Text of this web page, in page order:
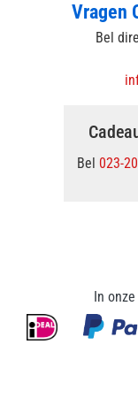
Vragen
Bel
Bel 023-
In